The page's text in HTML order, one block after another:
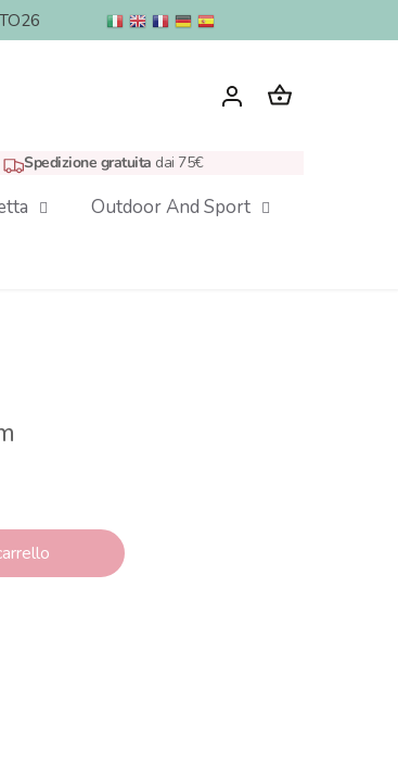
Spedizione gratuita dai 75€
Outdoor And Sport